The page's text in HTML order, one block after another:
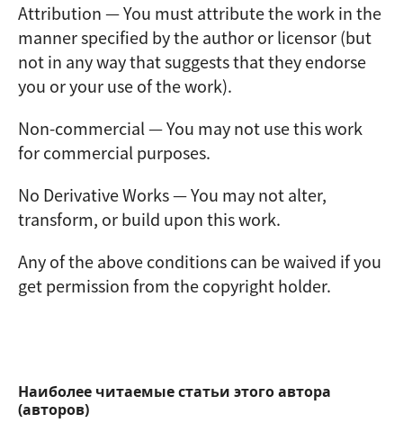
Attribution — You must attribute the work in the
manner specified by the author or licensor (but
not in any way that suggests that they endorse
you or your use of the work).
Non-commercial — You may not use this work
for commercial purposes.
No Derivative Works — You may not alter,
transform, or build upon this work.
Any of the above conditions can be waived if you
get permission from the copyright holder.
Наиболее читаемые статьи этого автора
(авторов)